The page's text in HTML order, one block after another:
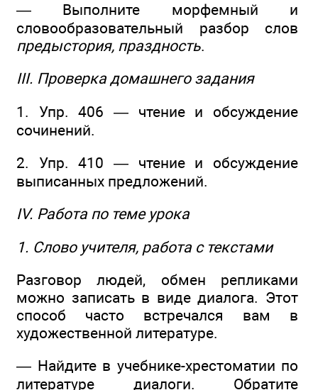
— Выполните морфемный и
словообразовательный разбор слов
предыстория, праздность.
III. Проверка домашнего задания
1. Упр. 406 — чтение и обсуждение
сочинений.
2. Упр. 410 — чтение и обсуждение
выписанных предложений.
IV. Работа по теме урока
1. Слово учителя, работа с текстами
Разговор людей, обмен репликами
можно записать в виде диалога. Этот
способ часто встречался вам в
художественной литературе.
— Найдите в учебнике-хрестоматии по
литературе диалоги. Обратите